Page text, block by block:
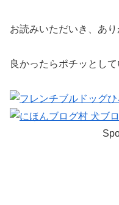
お読みいただいき、あ
良かったらポチッとし